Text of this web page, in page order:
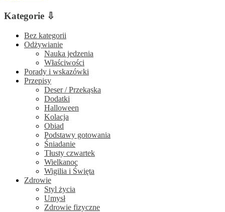
Kategorie ⇩
Bez kategorii
Odżywianie
Nauka jedzenia
Właściwości
Porady i wskazówki
Przepisy
Deser / Przekąska
Dodatki
Halloween
Kolacja
Obiad
Podstawy gotowania
Śniadanie
Tłusty czwartek
Wielkanoc
Wigilia i Święta
Zdrowie
Styl życia
Umysł
Zdrowie fizyczne